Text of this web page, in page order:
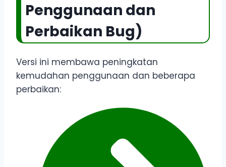
Penggunaan dan
Perbaikan Bug)
Versi ini membawa peningkatan
kemudahan penggunaan dan beberapa
perbaikan: